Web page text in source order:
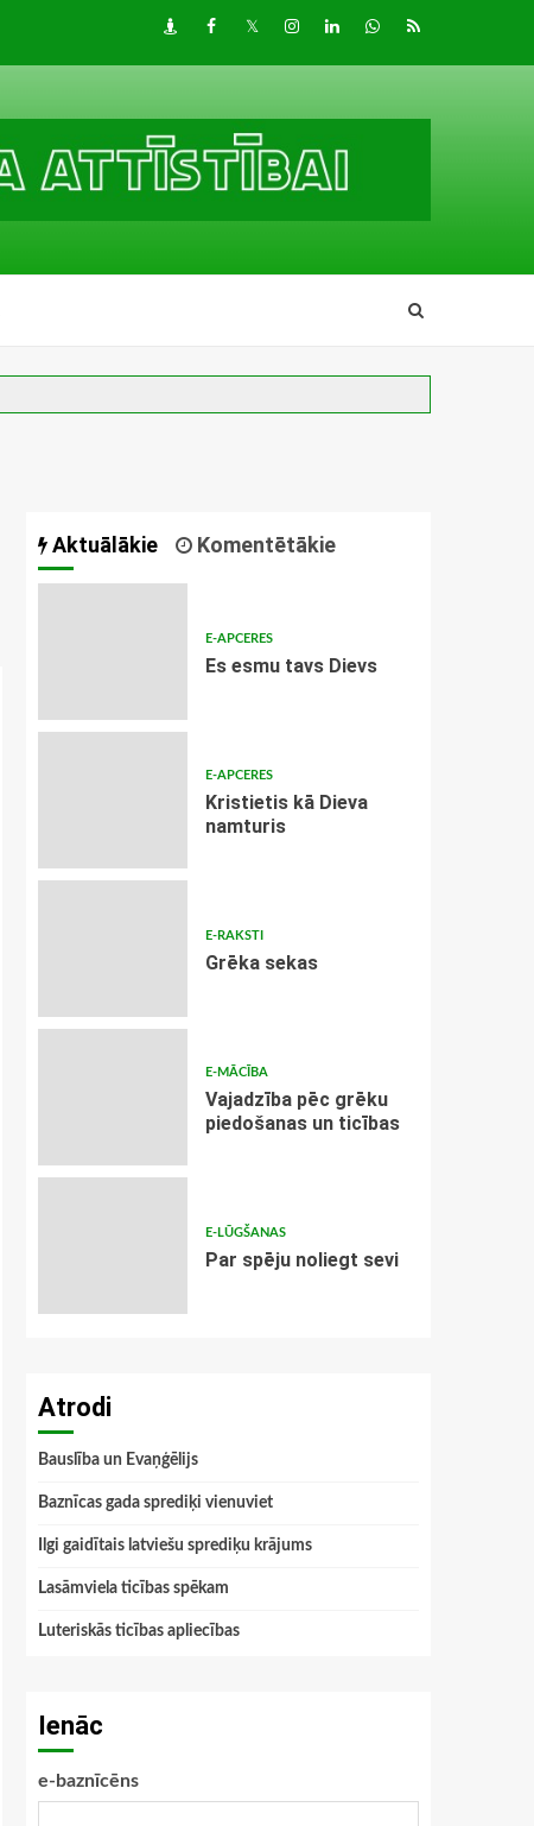
DraugiemFacebook
TwitterInstagram
LinkedInwhatsapp
RSS
Aktuālākie Komentētākie
E-APCERES
Es esmu tavs Dievs
E-APCERES
Kristietis kā Dieva
namturis
E-RAKSTI
Grēka sekas
E-MĀCĪBA
Vajadzība pēc grēku
piedošanas un ticības
E-LŪGŠANAS
Par spēju noliegt sevi
Atrodi
Bauslība un Evaņģēlijs
Baznīcas gada sprediķi vienuviet
Ilgi gaidītais latviešu sprediķu krājums
Lasāmviela ticības spēkam
Luteriskās ticības apliecības
Ienāc
e-baznīcēns